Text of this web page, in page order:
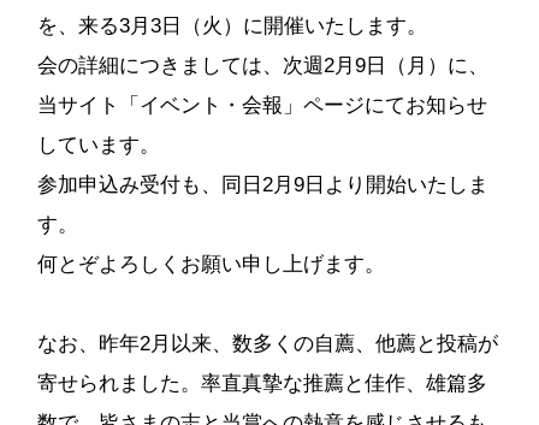
を、来る3月3日（火）に開催いたします。
会の詳細につきましては、次週2月9日（月）に、
当サイト「イベント・会報」ページにてお知らせ
しています。
参加申込み受付も、同日2月9日より開始いたしま
す。
何とぞよろしくお願い申し上げます。
なお、昨年2月以来、数多くの自薦、他薦と投稿が
寄せられました。率直真摯な推薦と佳作、雄篇多